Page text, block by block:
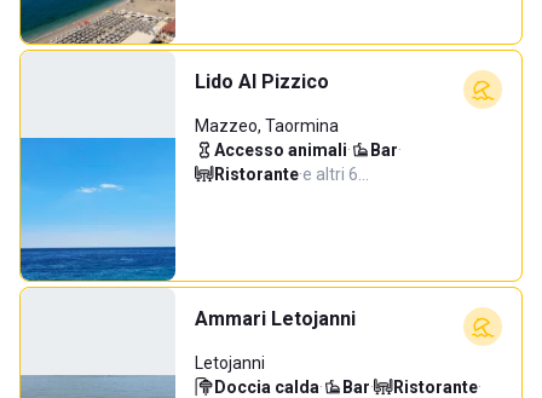
Lido Al Pizzico
Mazzeo, Taormina
Accesso animali· Bar·
Ristorante·e altri 6…
Ammari Letojanni
Letojanni
Doccia calda· Bar· Ristorante·